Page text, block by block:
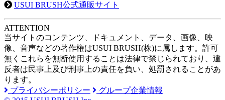
USUI BRUSH公式通販サイト
ATTENTION
当サイトのコンテンツ、ドキュメント、データ、画像、映
像、音声などの著作権はUSUI BRUSH(株)に属します。許可
無くこれらを無断使用することは法律で禁じられており、違
反者は民事上及び刑事上の責任を負い、処罰されることがあ
ります。
プライバシーポリシー
グループ企業情報